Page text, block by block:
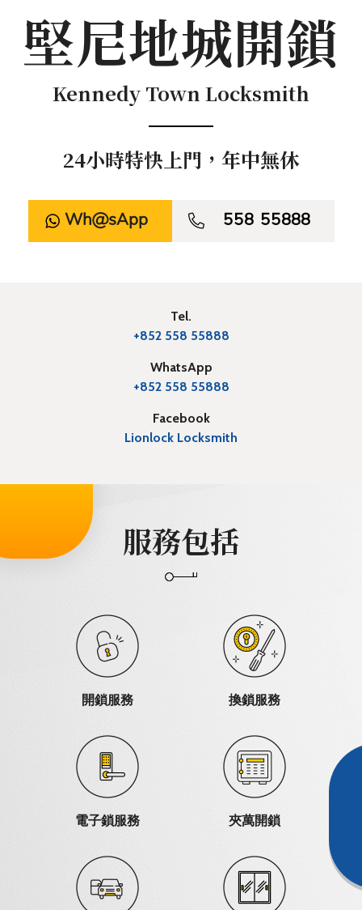
堅尼地城開鎖
Kennedy Town Locksmith
24小時特快上門，年中無休
WhatsApp  558 55888
Tel.
+852 558 55888
WhatsApp
+852 558 55888
Facebook
Lionlock Locksmith
服務包括
開鎖服務 換鎖服務
電子鎖服務 夾萬開鎖